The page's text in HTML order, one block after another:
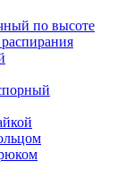
по высоте